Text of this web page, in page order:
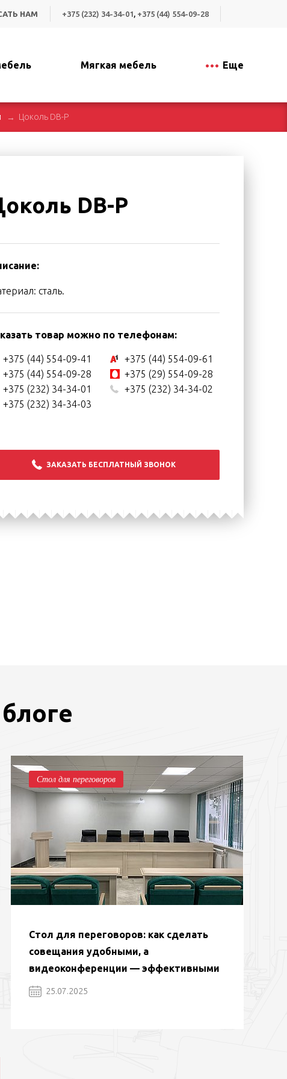
НАМ +375 (232) 34-34-01, +375 (44) 554-09-28
Мягкая мебель Еще
Цоколь DB-P
DB-P
сталь.
товар можно по телефонам:
+375 (44) 554-09-41
+375 (44) 554-09-61
+375 (44) 554-09-28
+375 (29) 554-09-28
+375 (232) 34-34-01
+375 (232) 34-34-02
+375 (232) 34-34-03
ЗАКАЗАТЬ БЕСПЛАТНЫЙ ЗВОНОК
Стол для переговоров
Стол для переговоров: как сделать
совещания удобными, а
видеоконференции — эффективными
25.07.2025